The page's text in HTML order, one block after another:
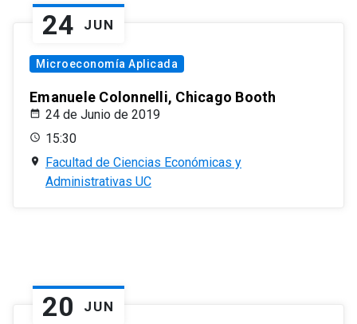
24 JUN
Microeconomía Aplicada
Emanuele Colonnelli, Chicago Booth
24 de Junio de 2019
15:30
Facultad de Ciencias Económicas y
Administrativas UC
20 JUN